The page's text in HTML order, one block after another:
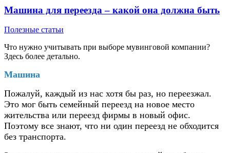
Машина для переезда – какой она должна быть
Полезные статьи
Что нужно учитывать при выборе мувинговой компании?
Здесь более детально.
Машина
Пожалуй, каждый из нас хотя бы раз, но переезжал.
Это мог быть семейный переезд на новое место
жительства или переезд фирмы в новый офис.
Поэтому все знают, что ни один переезд не обходится
без транспорта.